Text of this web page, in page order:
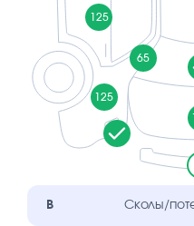
125
65
125
B Сколы/